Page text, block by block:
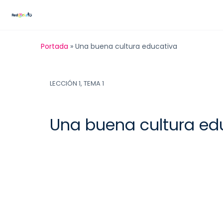
Portada » Una buena cultura educativa
LECCIÓN 1, TEMA 1
Una buena cultura